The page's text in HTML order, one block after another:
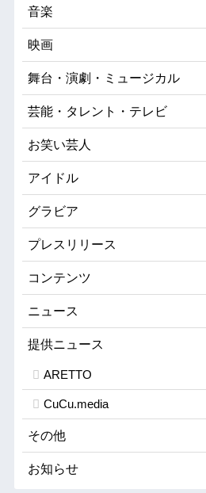
音楽
映画
舞台・演劇・ミュージカル
芸能・タレント・テレビ
お笑い芸人
アイドル
グラビア
プレスリリース
コンテンツ
ニュース
提供ニュース
ARETTO
CuCu.media
その他
お知らせ